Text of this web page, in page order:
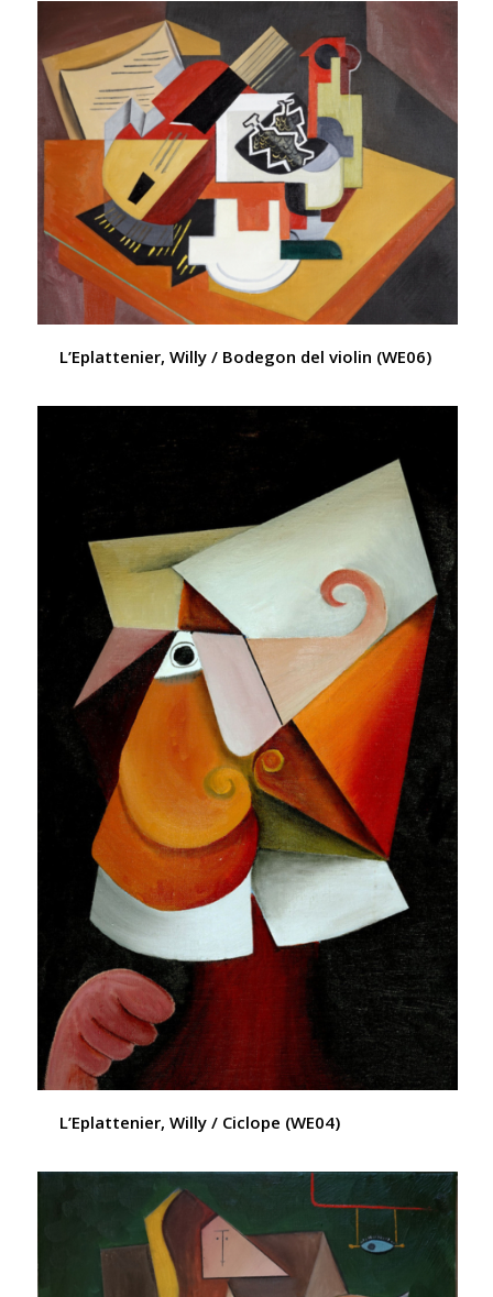
L’Eplattenier, Willy / Bodegon del violin (WE06)
L’Eplattenier, Willy / Ciclope (WE04)